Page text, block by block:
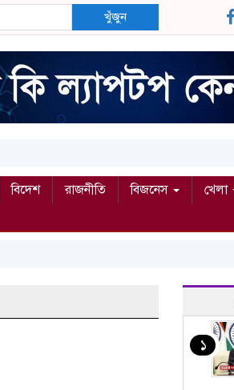
খুঁজুন
বিদেশ রাজনীতি বিজনেস খেলা
১